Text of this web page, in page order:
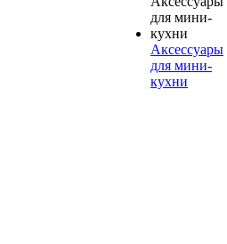
Аксессуары
для мини-
кухни